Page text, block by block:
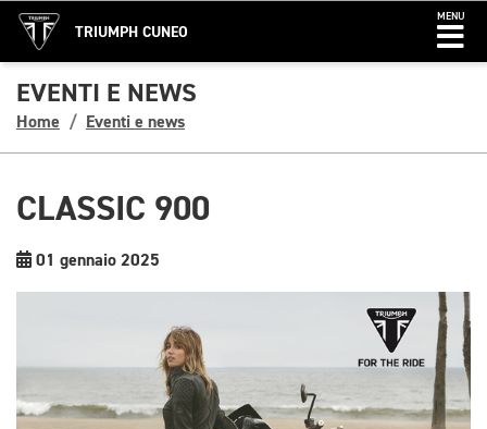
TRIUMPH CUNEO
MENU
EVENTI E NEWS
Home Eventi e news
CLASSIC 900
01 gennaio 2025